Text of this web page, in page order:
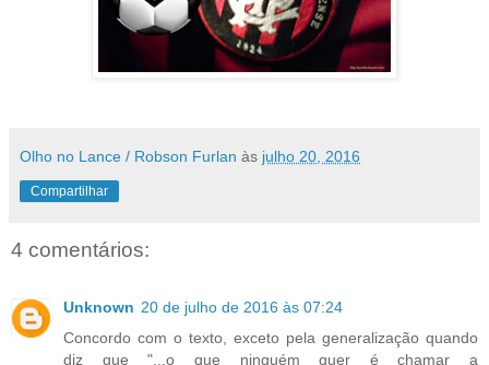
Olho no Lance / Robson Furlan às julho 20, 2016
Compartilhar
4 comentários:
Unknown 20 de julho de 2016 às 07:24
Concordo com o texto, exceto pela generalização quando
diz que "...o que ninguém quer é chamar a